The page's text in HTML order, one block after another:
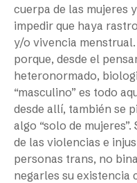
cuerpa de las mujeres
impedir que haya
y/o vivencia
porque, desde el
heteronormado,
“masculino” es todo
desde allí, también se
algo “solo de
de las violencias e
personas trans, no
negarles su existencia